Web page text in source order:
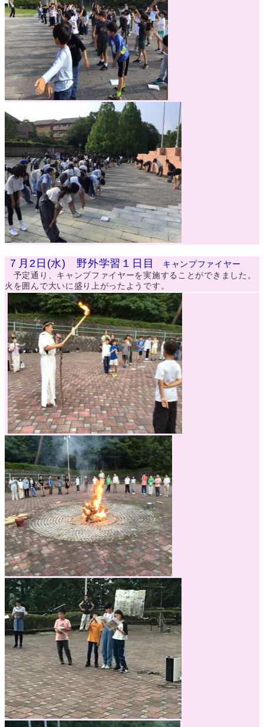
７月2日(水) 野外学習１日目
キャンプファイヤー
予定通り、キャンプファイヤーを実施することができました。
火を囲んで大いに盛り上がったようです。